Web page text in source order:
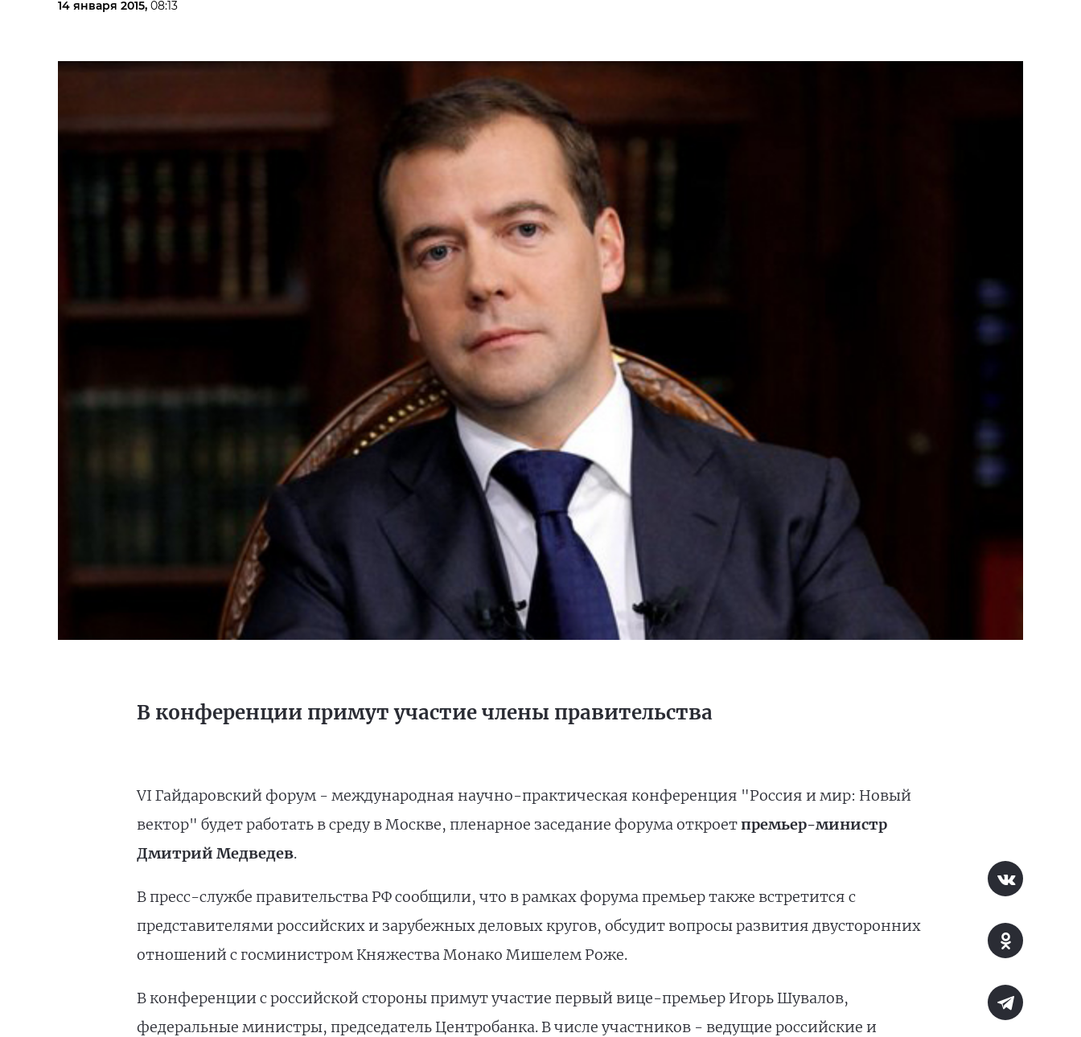
14 января 2015, 08:13
В конференции примут участие члены правительства
VI Гайдаровский форум - международная научно-практическая конференция "Россия и мир: Новый
вектор" будет работать в среду в Москве, пленарное заседание форума откроетпремьер-министр
Дмитрий Медведев.
В пресс-службе правительства РФ сообщили, что в рамках форума премьер также встретится с
представителями российских и зарубежных деловых кругов, обсудит вопросы развития двусторонних
отношений с госминистром Княжества Монако Мишелем Роже.
В конференции с российской стороны примут участие первый вице-премьер Игорь Шувалов,
федеральные министры, председатель Центробанка. В числе участников - ведущие российские и